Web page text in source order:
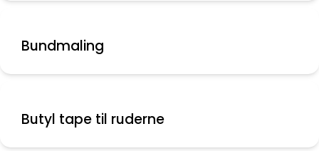
Bundmaling
Butyl tape til ruderne